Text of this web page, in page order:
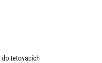
do tetovacích